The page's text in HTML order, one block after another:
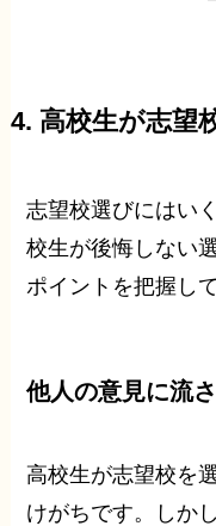
4. 高校生が志望
志望校選びにはい
校生が後悔しない
ポイントを把握し
他人の意見に流
高校生が志望校を
けがちです。しか